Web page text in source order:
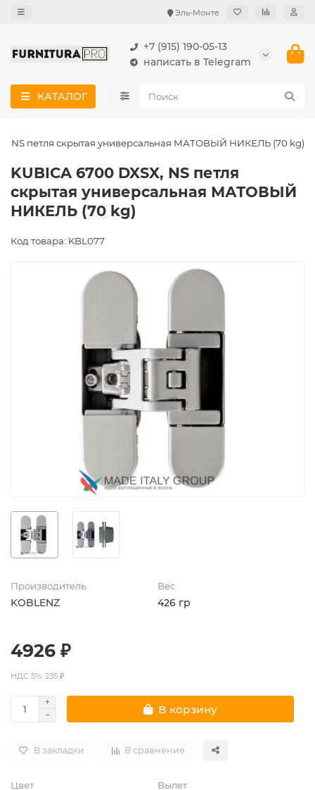
Эль-Монте
+7 (915) 190-05-13
написать в Telegram
КАТАЛОГ
NS петля скрытая универсальная МАТОВЫЙ НИКЕЛЬ (70 kg)
KUBICA 6700 DXSX, NS петля
скрытая универсальная МАТОВЫЙ
НИКЕЛЬ (70 kg)
Код товара: KBL077
Производитель
KOBLENZ
Вес
426 гр
4926 ₽
НДС 5%: 235 ₽
В корзину
В закладки В сравнение
Цвет Вылет